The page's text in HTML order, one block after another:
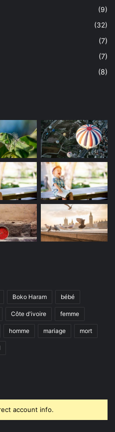
(9)
(32)
(7)
(7)
(8)
Boko Haram bébé
Côte d'ivoire femme
homme mariage mort
account info.